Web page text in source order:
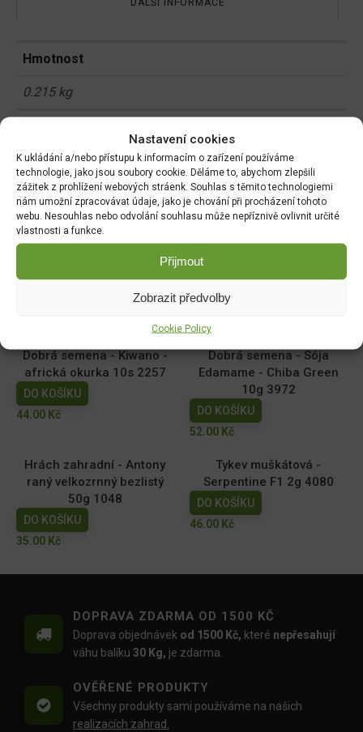
Nastavení cookies
K ukládání a/nebo přístupu k informacím o zařízení používáme
technologie, jako jsou soubory cookie. Děláme to, abychom zlepšili
zážitek z prohlížení webových stráenk. Souhlas s těmito technologiemi
nám umožní zpracovávat údaje, jako je chování při procházení tohoto
webu. Nesouhlas nebo odvolání souhlasu může nepříznivě ovlivnit určité
vlastnosti a funkce.
Přijmout
Zobrazit předvolby
Cookie Policy
Hmotnost
0.215 kg
0.1 × 8 × 16 cm
Související produkty:
Paprika zel. NELA F1 pole
64485
1780cc
DO KOŠÍKU
19.00
Dobrá semena - Kiwano -
africká okurka 10s 2257
DO KOŠÍKU
44.00 Kč
Dobrá semena - Sója
Edamame - Chiba Green
10g 3972
DO KOŠÍKU
52.00 Kč
Hrách zahradní - Antony
raný velkozrnný bezlistý
50g 1048
DO KOŠÍKU
35.00 Kč
Tykev muškátová -
Serpentine F1 2g 4080
DO KOŠÍKU
46.00 Kč
DOPRAVA ZDARMA OD 1500 KČ
Doprava objednávek od 1500 Kč, které nepřesahují
váhu balíku 30 Kg, je zdarma.
OVĚŘENÉ PRODUKTY
Všechny produkty sami používáme na našich
realizacích zahrad.